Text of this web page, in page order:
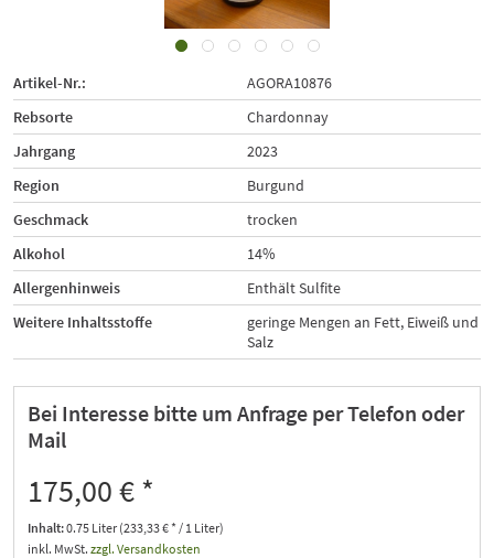
Artikel-Nr.:
AGORA10876
Rebsorte
Chardonnay
Jahrgang
2023
Region
Burgund
Geschmack
trocken
Alkohol
14%
Allergenhinweis
Enthält Sulfite
Weitere Inhaltsstoffe
geringe Mengen an Fett, Eiweiß und
Salz
Bei Interesse bitte um Anfrage per Telefon oder
Mail
175,00 € *
Inhalt:0.75 Liter (233,33 € * / 1 Liter)
inkl. MwSt. zzgl. Versandkosten